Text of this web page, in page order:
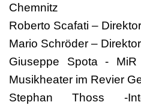
Chemnitz
Roberto Scafati –
Mario Schröder –
Giuseppe Spota -
Musikheater im Revier
Stephan Thoss -